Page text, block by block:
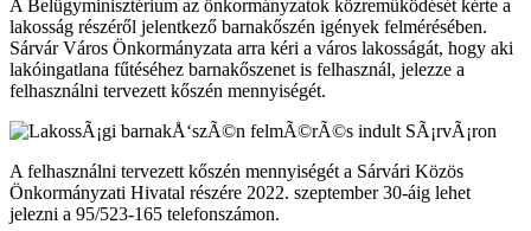
A Belügyminisztérium az önkormányzatok közreműködését kérte a
lakosság részéről jelentkező barnakőszén igények felmérésében.
Sárvár Város Önkormányzata arra kéri a város lakosságát, hogy aki
lakóingatlana fűtéséhez barnakőszenet is felhasznál, jelezze a
felhasználni tervezett kőszén mennyiségét.
A felhasználni tervezett kőszén mennyiségét a Sárvári Közös
Önkormányzati Hivatal részére 2022. szeptember 30-áig lehet
jelezni a 95/523-165 telefonszámon.